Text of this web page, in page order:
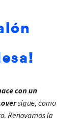
con un
sigue, como
Renovamos la